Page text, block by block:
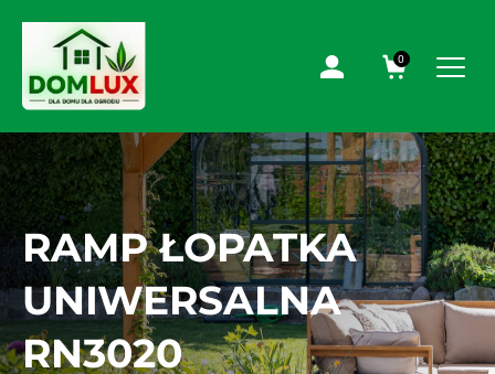
0
RAMP ŁOPATKA
UNIWERSALNA
RN3020